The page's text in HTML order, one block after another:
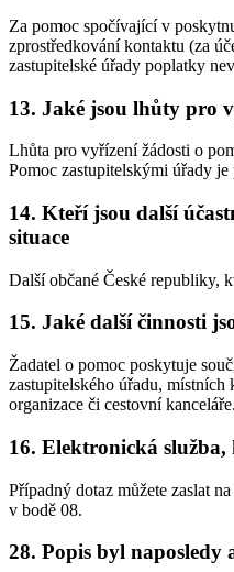
Za pomoc spočívající v
zprostředkování kontaktu (za
zastupitelské úřady poplatky
13. Jaké jsou lhůty pro
Lhůta pro vyřízení žádosti o
Pomoc zastupitelskými úřady
14. Kteří jsou další
situace
Další občané České republiky,
15. Jaké další činnosti
Žadatel o pomoc poskytuje
zastupitelského úřadu,
organizace či cestovní kanceláře.
16. Elektronická
Případný dotaz můžete zaslat
v bodě 08.
28. Popis byl naposledy